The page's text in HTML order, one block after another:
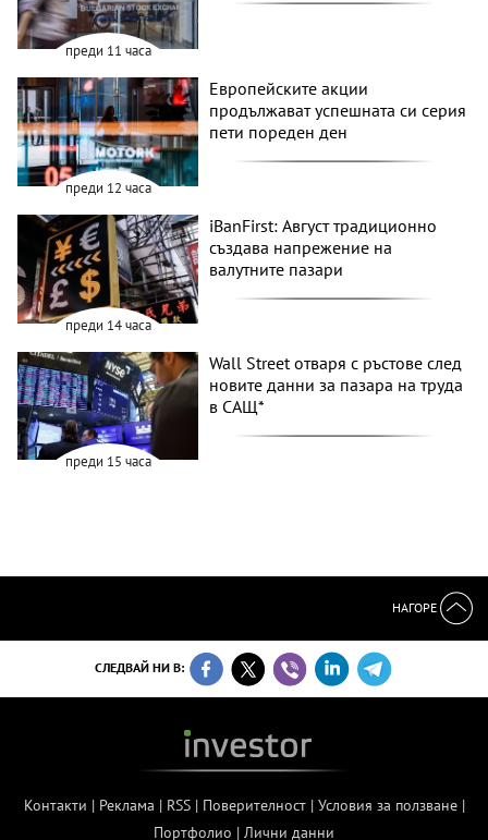
преди 11 часа
преди 12 часа
Европейските акции
продължават успешната си серия
пети пореден ден
преди 14 часа
iBanFirst: Август традиционно
създава напрежение на
валутните пазари
преди 15 часа
Wall Street отваря с ръстове след
новите данни за пазара на труда
в САЩ*
НАГОРЕ
СЛЕДВАЙ НИ В:
Контакти | Реклама | RSS| Поверителност| Условия за ползване|
Портфолио | Лични данни